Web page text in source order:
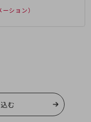
ション）
む